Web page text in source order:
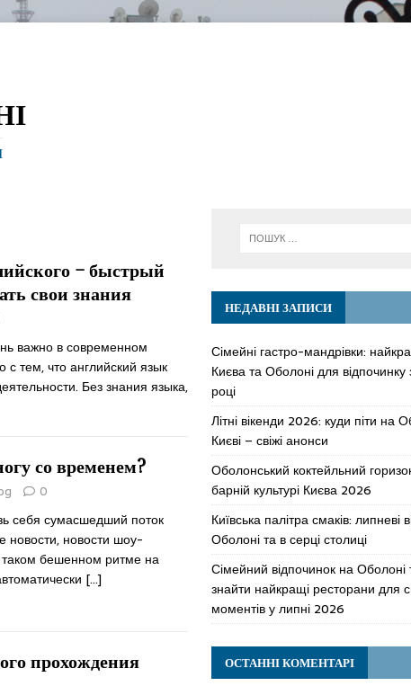
– быстрый
свои знания
важно в современном
тем, что английский язык
Без знания языка,
со временем?
0
себя сумасшедший поток
новости, новости шоу-
таком бешенном ритме на
[…]
прохождения
НЕДАВНІ ЗАПИСИ
Сімейні гастро-мандрівки:
Києва та Оболоні для
році
Літні вікенди 2026: куди піти на
Києві – свіжі анонси
Оболонський коктейльний
барній культурі Києва 2026
Київська палітра смаків: липневі
Оболоні та в серці столиці
Сімейний відпочинок на Оболоні
знайти найкращі ресторани для
моментів у липні 2026
ОСТАННІ КОМЕНТАРІ